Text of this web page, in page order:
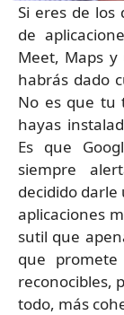
Si eres de
de
Meet, Maps
habrás dado
No es que tu
hayas
Es que
siempre
decidido darle
aplicaciones
sutil que
que
reconocibles,
todo, más